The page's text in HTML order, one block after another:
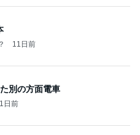
11日前
別の方面電車
1日前